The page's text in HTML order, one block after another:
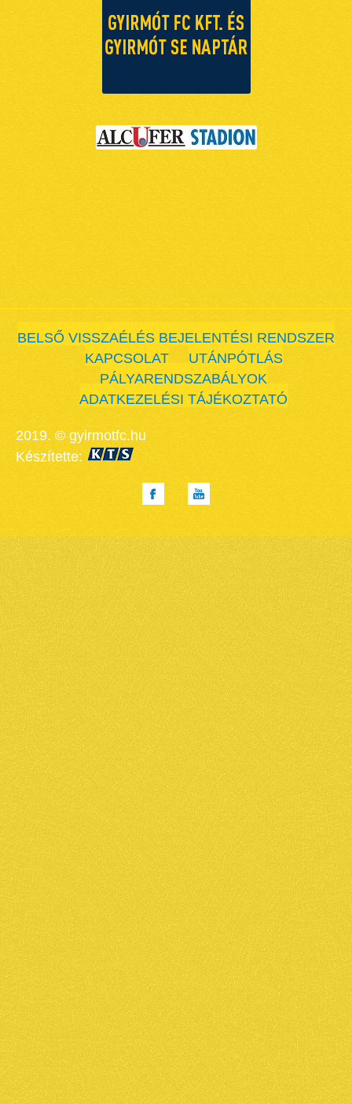
BELSŐ VISSZAÉLÉS BEJELENTÉSI RENDSZER
KAPCSOLAT
UTÁNPÓTLÁS
PÁLYARENDSZABÁLYOK
ADATKEZELÉSI TÁJÉKOZTATÓ
2019. © gyirmotfc.hu
Készítette: